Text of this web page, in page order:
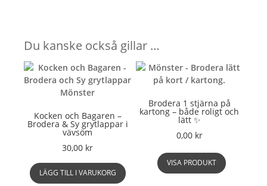
Du kanske också gillar …
Kocken och Bagaren –
Brodera & Sy grytlappar i
vävsöm
30,00 kr
LÄGG TILL I VARUKORG
Brodera 1 stjärna på
kartong – både roligt och
lätt ✨
0,00 kr
VISA PRODUKT